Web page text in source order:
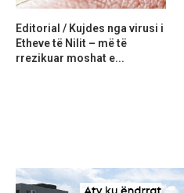
Editorial / Kujdes nga virusi i
Etheve të Nilit – më të
rrezikuar moshat e...